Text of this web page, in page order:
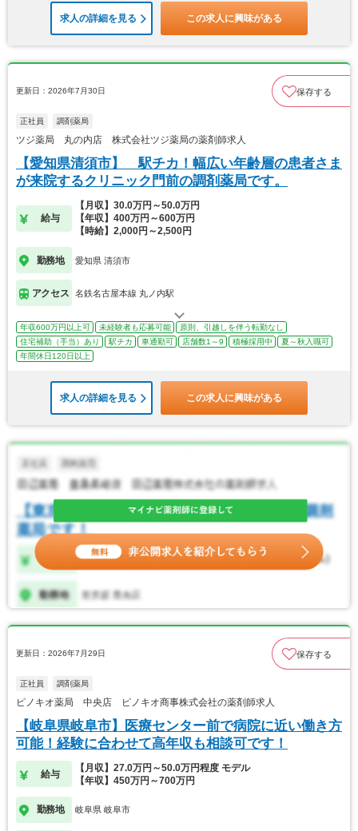
求人の詳細を見る この求人に興味がある
更新日：2026年7月30日 保存する
正社員 調剤薬局
ツジ薬局 丸の内店 株式会社ツジ薬局の薬剤師求人
【愛知県清須市】 駅チカ！幅広い年齢層の患者さま
が来院するクリニック門前の調剤薬局です。
給与
【月収】30.0万円～50.0万円
【年収】400万円～600万円
【時給】2,000円～2,500円
勤務地 愛知県 清須市
アクセス 名鉄名古屋本線 丸ノ内駅
年収600万円以上可 未経験者も応募可能
原則、引越しを伴う転勤なし
住宅補助（手当）あり
駅チカ 車通勤可 店舗数1～9 積極採用中
夏～秋入職可
年間休日120日以上
求人の詳細を見る この求人に興味がある
更新日：2026年7月29日 保存する
正社員 調剤薬局
ピノキオ薬局 中央店 ピノキオ商事株式会社の薬剤師求人
【岐阜県岐阜市】医療センター前で病院に近い働き方
可能！経験に合わせて高年収も相談可です！
給与
【月収】27.0万円～50.0万円程度 モデル
【年収】450万円～700万円
勤務地 岐阜県 岐阜市